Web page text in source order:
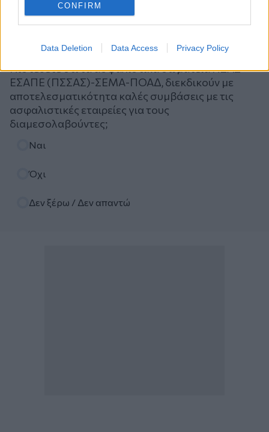
CONFIRM
Data Deletion Data Access Privacy Policy
Πιστεύετε ότι τα ασφαλιστικά σωματεία ΠΣΑΣ-
ΕΣΑΠΕ (ΠΣΣΑΣ)-ΣΕΜΑ-ΠΟΑΔ, διεκδικούν με
αποτελεσματικότητα καλές συμβάσεις με τις
ασφαλιστικές εταιρείες για τους
διαμεσολαβούντες;
Ναι
Όχι
Δεν ξέρω / Δεν απαντώ